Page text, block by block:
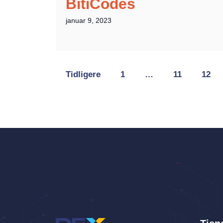
BitiCodes
januar 9, 2023
Tidligere 1 … 11 12